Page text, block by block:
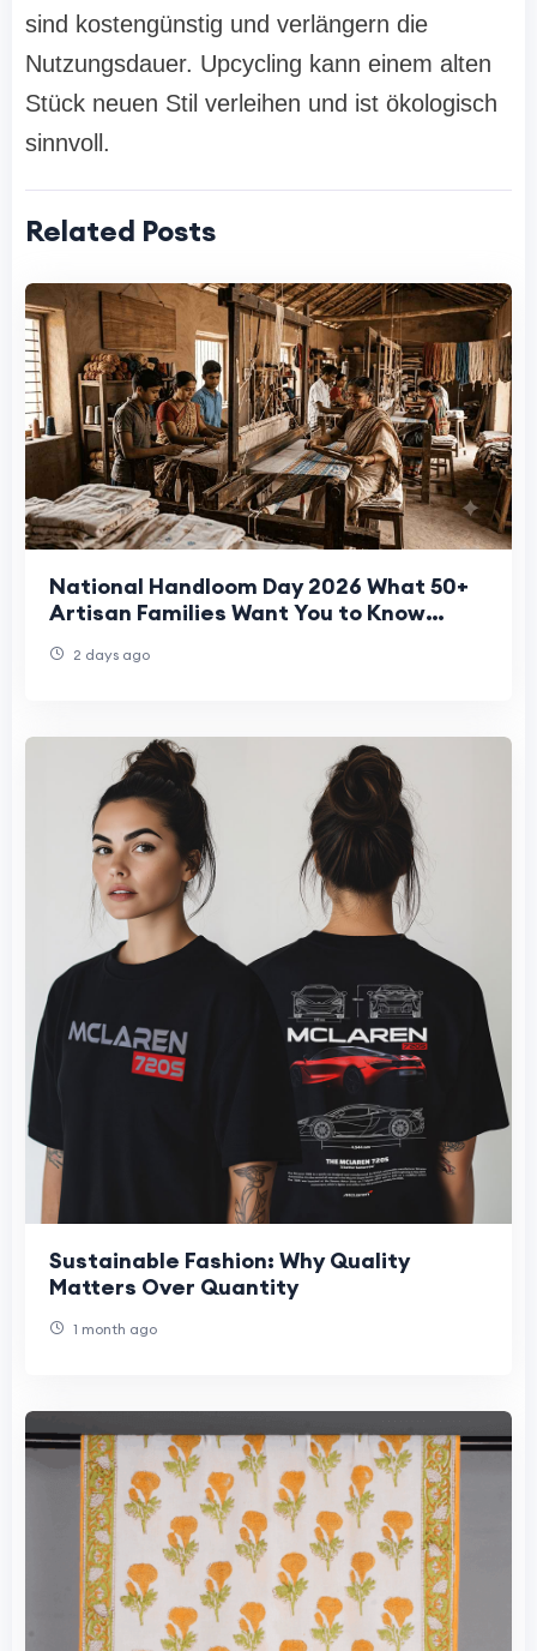
sind kostengünstig und verlängern die
Nutzungsdauer. Upcycling kann einem alten
Stück neuen Stil verleihen und ist ökologisch
sinnvoll.
Related Posts
National Handloom Day 2026 What 50+
Artisan Families Want You to Know
2 days ago
Sustainable Fashion: Why Quality
Matters Over Quantity
1 month ago